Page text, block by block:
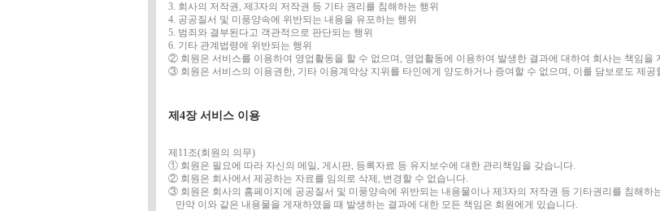
3. 회사의 저작권, 제3자의 저작권 등 기타 권리를 침해하는 행위
4. 공공질서 및 미풍양속에 위반되는 내용을 유포하는 행위
5. 범죄와 결부된다고 객관적으로 판단되는 행위
6. 기타 관계법령에 위반되는 행위
② 회원은 서비스를 이용하여 영업활동을 할 수 없으며, 영업활동에 이용하여 발생한 결과에 대하여 회사는 책임을
③ 회원은 서비스의 이용권한, 기타 이용계약상 지위를 타인에게 양도하거나 증여할 수 없으며, 이를 담보로도 제공
제4장 서비스 이용
제11조(회원의 의무)
① 회원은 필요에 따라 자신의 메일, 게시판, 등록자료 등 유지보수에 대한 관리책임을 갖습니다.
② 회원은 회사에서 제공하는 자료를 임의로 삭제, 변경할 수 없습니다.
③ 회원은 회사의 홈페이지에 공공질서 및 미풍양속에 위반되는 내용물이나 제3자의 저작권 등 기타권리를 침해하
만약 이와 같은 내용물을 게재하였을 때 발생하는 결과에 대한 모든 책임은 회원에게 있습니다.